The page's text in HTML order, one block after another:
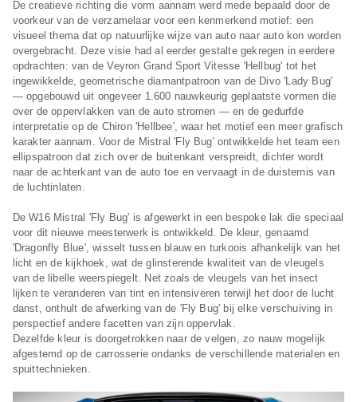
De creatieve richting die vorm aannam werd mede bepaald door de
voorkeur van de verzamelaar voor een kenmerkend motief: een
visueel thema dat op natuurlijke wijze van auto naar auto kon worden
overgebracht. Deze visie had al eerder gestalte gekregen in eerdere
opdrachten: van de Veyron Grand Sport Vitesse 'Hellbug' tot het
ingewikkelde, geometrische diamantpatroon van de Divo 'Lady Bug'
— opgebouwd uit ongeveer 1.600 nauwkeurig geplaatste vormen die
over de oppervlakken van de auto stromen — en de gedurfde
interpretatie op de Chiron 'Hellbee', waar het motief een meer grafisch
karakter aannam. Voor de Mistral 'Fly Bug' ontwikkelde het team een
ellipspatroon dat zich over de buitenkant verspreidt, dichter wordt
naar de achterkant van de auto toe en vervaagt in de duisternis van
de luchtinlaten.
De W16 Mistral 'Fly Bug' is afgewerkt in een bespoke lak die speciaal
voor dit nieuwe meesterwerk is ontwikkeld. De kleur, genaamd
'Dragonfly Blue', wisselt tussen blauw en turkoois afhankelijk van het
licht en de kijkhoek, wat de glinsterende kwaliteit van de vleugels
van de libelle weerspiegelt. Net zoals de vleugels van het insect
lijken te veranderen van tint en intensiveren terwijl het door de lucht
danst, onthult de afwerking van de 'Fly Bug' bij elke verschuiving in
perspectief andere facetten van zijn oppervlak.
Dezelfde kleur is doorgetrokken naar de velgen, zo nauw mogelijk
afgestemd op de carrosserie ondanks de verschillende materialen en
spuittechnieken.